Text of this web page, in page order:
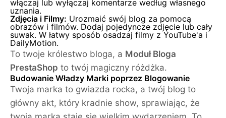
włączaj lub wyłączaj komentarze według własnego
uznania.
Zdjęcia i Filmy: Urozmaić swój blog za pomocą
obrazów i filmów. Dodaj pojedyncze zdjęcie lub cały
suwak. W łatwy sposób osadzaj filmy z YouTube'a i
DailyMotion.
To twoje królestwo bloga, a Moduł Bloga
PrestaShop to twój magiczny różdżka.
Budowanie Władzy Marki poprzez Blogowanie
Twoja marka to gwiazda rocka, a twój blog to
główny akt, który kradnie show, sprawiając, że